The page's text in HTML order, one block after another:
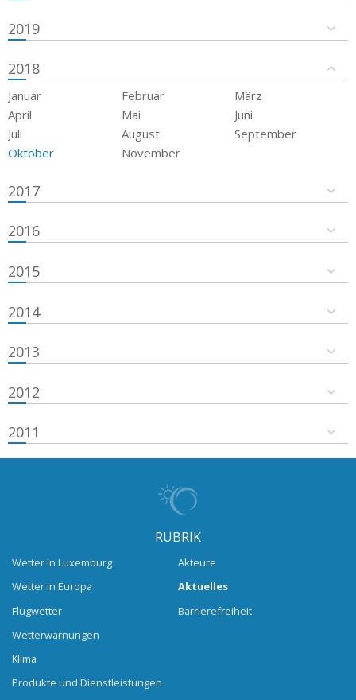
2019
2018
Januar Februar
März
April
Mai
Juni
Juli
August
September
Oktober
November
2017
2016
2015
2014
2013
2012
2011
RUBRIK
Wetter in Luxemburg
Wetter in Europa
Flugwetter
Wetterwarnungen
Klima
Produkte und Dienstleistungen
Akteure
Aktuelles
Barrierefreiheit